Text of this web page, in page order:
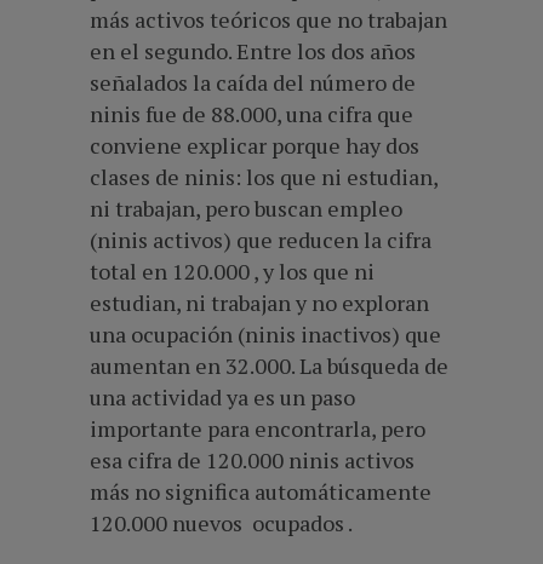
más activos teóricos que no trabajan
en el segundo. Entre los dos años
señalados la caída del número de
ninis fue de 88.000, una cifra que
conviene explicar porque hay dos
clases de ninis: los que ni estudian,
ni trabajan, pero buscan empleo
(ninis activos) que reducen la cifra
total en 120.000 , y los que ni
estudian, ni trabajan y no exploran
una ocupación (ninis inactivos) que
aumentan en 32.000. La búsqueda de
una actividad ya es un paso
importante para encontrarla, pero
esa cifra de 120.000 ninis activos
más no significa automáticamente
120.000 nuevos ocupados .